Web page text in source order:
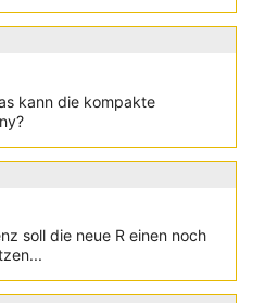
kann die kompakte
soll die neue R einen noch